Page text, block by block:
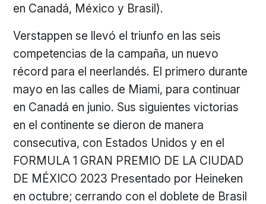
en Canadá, México y Brasil).
Verstappen se llevó el triunfo en las seis
competencias de la campaña, un nuevo
récord para el neerlandés. El primero durante
mayo en las calles de Miami, para continuar
en Canadá en junio. Sus siguientes victorias
en el continente se dieron de manera
consecutiva, con Estados Unidos y en el
FORMULA 1 GRAN PREMIO DE LA CIUDAD
DE MÉXICO 2023 Presentado por Heineken
en octubre; cerrando con el doblete de Brasil